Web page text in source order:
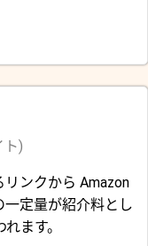
ト)
ンクから Amazon
一定量が紹介料とし
ます。